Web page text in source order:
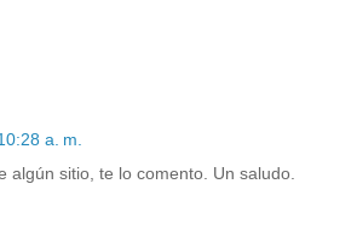
a. m.
algún sitio, te lo comento. Un saludo.